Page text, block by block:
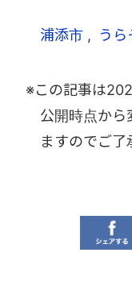
浦添市 うら
※この記事は
公開時点から
ますのでご了